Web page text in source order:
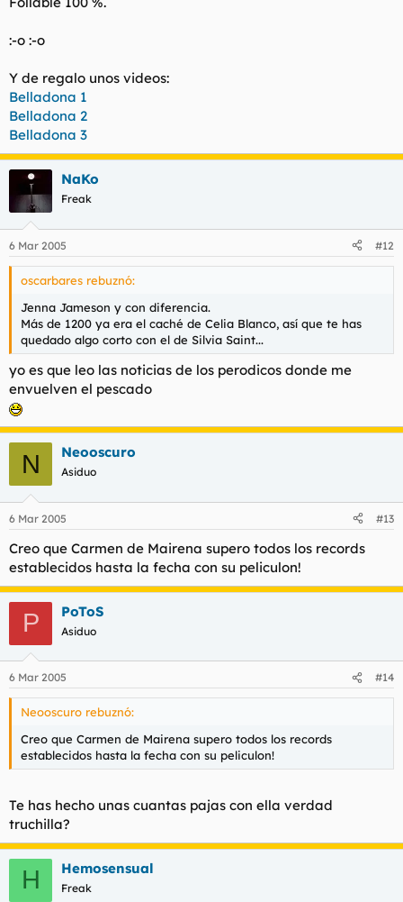
:-o :-o
Y de regalo unos videos:
Belladona 1
Belladona 2
Belladona 3
NaKo
Freak
6 Mar 2005 #12
oscarbares rebuznó:
Jenna Jameson y con diferencia.
Más de 1200 ya era el caché de Celia Blanco, así que te has
quedado algo corto con el de Silvia Saint...
yo es que leo las noticias de los perodicos donde me
envuelven el pescado
N Neooscuro
Asiduo
6 Mar 2005 #13
Creo que Carmen de Mairena supero todos los records
establecidos hasta la fecha con su peliculon!
P PoToS
Asiduo
6 Mar 2005 #14
Neooscuro rebuznó:
Creo que Carmen de Mairena supero todos los records
establecidos hasta la fecha con su peliculon!
Te has hecho unas cuantas pajas con ella verdad
truchilla?
H Hemosensual
Freak